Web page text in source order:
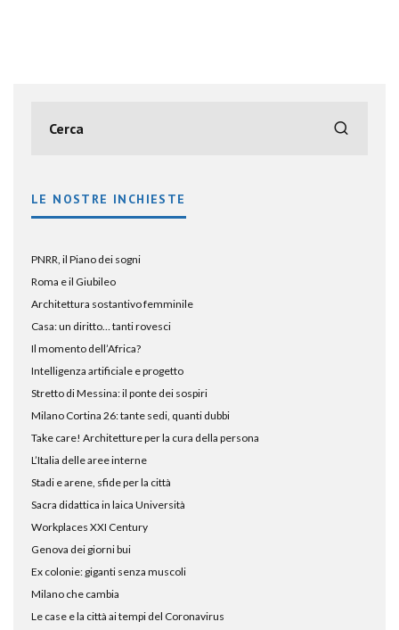
LE NOSTRE INCHIESTE
PNRR, il Piano dei sogni
Roma e il Giubileo
Architettura sostantivo femminile
Casa: un diritto… tanti rovesci
Il momento dell’Africa?
Intelligenza artificiale e progetto
Stretto di Messina: il ponte dei sospiri
Milano Cortina 26: tante sedi, quanti dubbi
Take care! Architetture per la cura della persona
L’Italia delle aree interne
Stadi e arene, sfide per la città
Sacra didattica in laica Università
Workplaces XXI Century
Genova dei giorni bui
Ex colonie: giganti senza muscoli
Milano che cambia
Le case e la città ai tempi del Coronavirus